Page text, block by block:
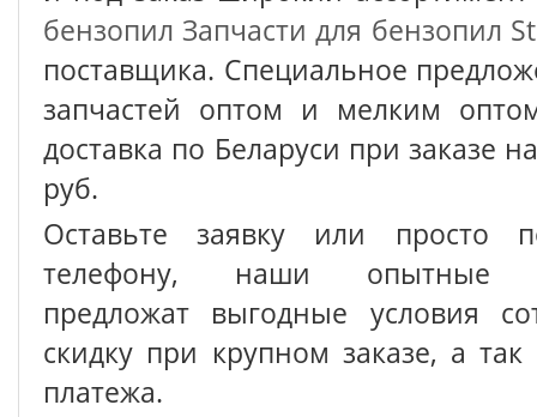
бензопил Запчасти для бензопил
поставщика. Специальное
запчастей оптом и мелким
доставка по Беларуси при заказе
руб.
Оставьте заявку или просто
телефону, наши опытные
предложат выгодные условия
скидку при крупном заказе, а так
платежа.